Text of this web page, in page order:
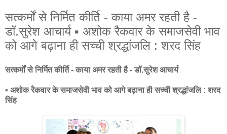
सत्कर्मों से निर्मित कीर्ति - काया अमर रहती है -
डॉ.सुरेश आचार्य ▪️ अशोक रैकवार के समाजसेवी भाव
को आगे बढ़ाना ही सच्ची श्रद्धांजलि : शरद सिंह
सत्कर्मों से निर्मित कीर्ति - काया अमर रहती है - डॉ.सुरेश आचार्य
▪️ अशोक रैकवार के समाजसेवी भाव को आगे बढ़ाना ही सच्ची श्रद्धांजलि : शरद
सिंह